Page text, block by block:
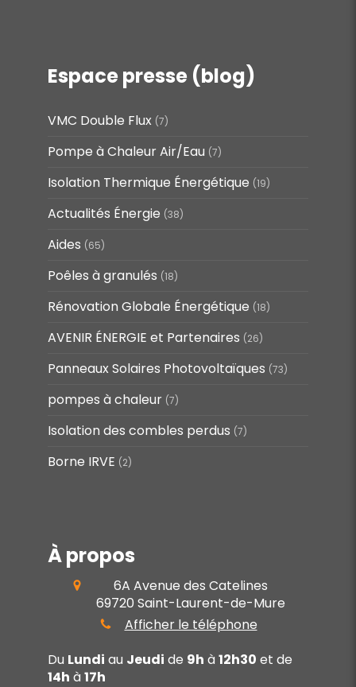
Espace presse (blog)
VMC Double Flux (7)
Pompe à Chaleur Air/Eau (7)
Isolation Thermique Énergétique (19)
Actualités Énergie (38)
Aides (65)
Poêles à granulés (18)
Rénovation Globale Énergétique (18)
AVENIR ÉNERGIE et Partenaires (26)
Panneaux Solaires Photovoltaïques (73)
pompes à chaleur (7)
Isolation des combles perdus (7)
Borne IRVE (2)
À propos
6A Avenue des Catelines
69720 Saint-Laurent-de-Mure
Afficher le téléphone
Du Lundi au Jeudi de 9h à12h30 et de
14h à17h